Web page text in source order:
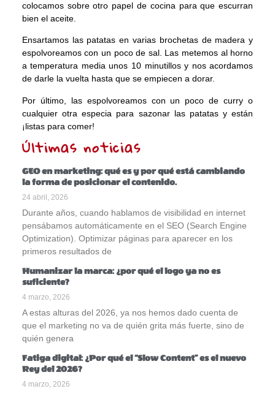
colocamos sobre otro papel de cocina para que escurran
bien el aceite.
Ensartamos las patatas en varias brochetas de madera y
espolvoreamos con un poco de sal. Las metemos al horno
a temperatura media unos 10 minutillos y nos acordamos
de darle la vuelta hasta que se empiecen a dorar.
Por último, las espolvoreamos con un poco de curry o
cualquier otra especia para sazonar las patatas y están
¡listas para comer!
Últimas noticias
GEO en marketing: qué es y por qué está cambiando
la forma de posicionar el contenido.
24 abril, 2026
Durante años, cuando hablamos de visibilidad en internet
pensábamos automáticamente en el SEO (Search Engine
Optimization). Optimizar páginas para aparecer en los
primeros resultados de
Humanizar la marca: ¿por qué el logo ya no es
suficiente?
4 marzo, 2026
A estas alturas del 2026, ya nos hemos dado cuenta de
que el marketing no va de quién grita más fuerte, sino de
quién genera
Fatiga digital: ¿Por qué el “Slow Content” es el nuevo
Rey del 2026?
4 marzo, 2026